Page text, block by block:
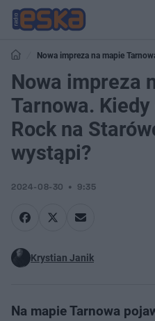
Nowa impreza na mapie
Kto wystąpi?
Nowa impreza
Tarnowa.
Rock na
wystąpi?
2024-08-30 9:35
Krystian Janik
Na mapie Tarnowa